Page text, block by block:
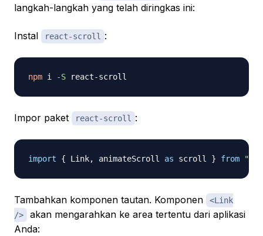
langkah-langkah yang telah diringkas ini:
Instal react-scroll :
npm i -S
Impor paket react-scroll :
import { Link, animateScroll as scroll } from
Tambahkan komponen tautan. Komponen
<Link
/>
akan mengarahkan ke area tertentu dari aplikasi
Anda: